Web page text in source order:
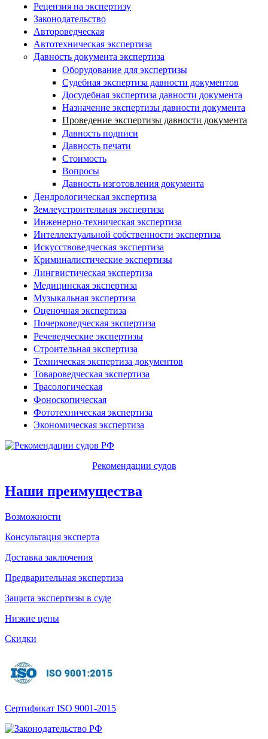
Рецензия на экспертизу
Законодательство
Автороведческая
Автотехническая экспертиза
Давность документа экспертиза
Оборудование для экспертизы
Судебная экспертиза давности документов
Досудебная экспертиза давности документа
Назначение экспертизы давности документа
Проведение экспертизы давности документа
Давность подписи
Давность печати
Стоимость
Вопросы
Давность изготовления документа
Дендрологическая экспертиза
Землеустроительная экспертиза
Инженерно-техническая экспертиза
Интеллектуальной собственности экспертиза
Искусствоведческая экспертиза
Криминалистические экспертизы
Лингвистическая экспертиза
Медицинская экспертиза
Музыкальная экспертиза
Оценочная экспертиза
Почерковедческая экспертиза
Речеведческие экспертизы
Строительная экспертиза
Техническая экспертиза документов
Товароведческая экспертиза
Трасологическая
Фоноскопическая
Фототехническая экспертиза
Экономическая экспертиза
Рекомендации судов
Наши преимущества
Возможности
Консультация эксперта
Доставка заключения
Предварительная экспертиза
Защита экспертизы в суде
Низкие цены
Скидки
Сертификат ISO 9001-2015